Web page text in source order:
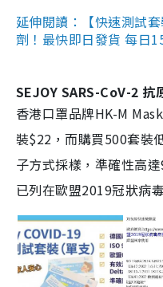
延伸閱讀：【快速測試
劑！最快即日發貨 每日
SEJOY SARS-CoV-2 抗
香港口罩品牌HK-M
裝$22，而購買500套裝
子方式採樣，準確性高
已列在歐盟2019冠狀病